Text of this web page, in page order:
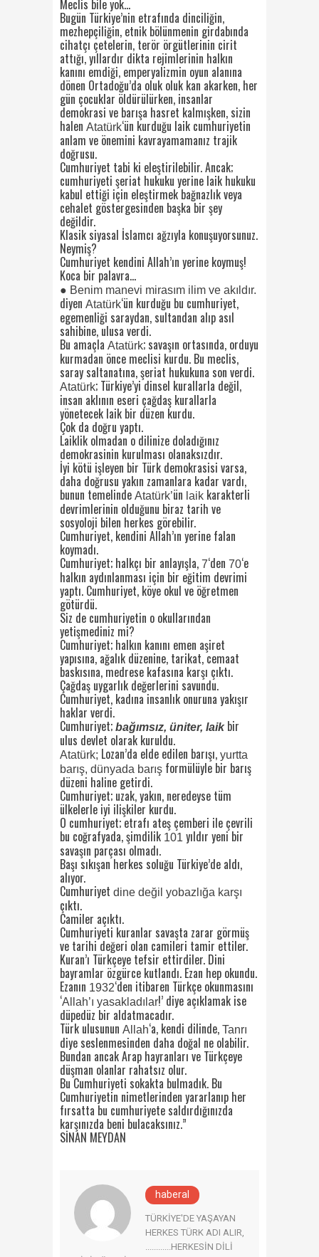
Meclis bile yok…
Bugün Türkiye’nin etrafında dinciliğin,
mezhepçiliğin, etnik bölünmenin girdabında
cihatçı çetelerin, terör örgütlerinin cirit
attığı, yıllardır dikta rejimlerinin halkın
kanını emdiği, emperyalizmin oyun alanına
dönen Ortadoğu’da oluk oluk kan akarken, her
gün çocuklar öldürülürken, insanlar
demokrasi ve barışa hasret kalmışken, sizin
halen Atatürk‘ün kurduğu laik cumhuriyetin
anlam ve önemini kavrayamamanız trajik
doğrusu.
Cumhuriyet tabi ki eleştirilebilir. Ancak;
cumhuriyeti şeriat hukuku yerine laik hukuku
kabul ettiği için eleştirmek bağnazlık veya
cehalet göstergesinden başka bir şey
değildir.
Klasik siyasal İslamcı ağzıyla konuşuyorsunuz.
Neymiş?
Cumhuriyet kendini Allah’ın yerine koymuş!
Koca bir palavra…
● Benim manevi mirasım ilim ve akıldır.
diyen Atatürk‘ün kurduğu bu cumhuriyet,
egemenliği saraydan, sultandan alıp asıl
sahibine, ulusa verdi.
Bu amaçla Atatürk; savaşın ortasında, orduyu
kurmadan önce meclisi kurdu. Bu meclis,
saray saltanatına, şeriat hukukuna son verdi.
Atatürk; Türkiye’yi dinsel kurallarla değil,
insan aklının eseri çağdaş kurallarla
yönetecek laik bir düzen kurdu.
Çok da doğru yaptı.
Laiklik olmadan o dilinize doladığınız
demokrasinin kurulması olanaksızdır.
İyi kötü işleyen bir Türk demokrasisi varsa,
daha doğrusu yakın zamanlara kadar vardı,
bunun temelinde Atatürk’ün laik karakterli
devrimlerinin olduğunu biraz tarih ve
sosyoloji bilen herkes görebilir.
Cumhuriyet, kendini Allah’ın yerine falan
koymadı.
Cumhuriyet; halkçı bir anlayışla, 7‘den 70‘e
halkın aydınlanması için bir eğitim devrimi
yaptı. Cumhuriyet, köye okul ve öğretmen
götürdü.
Siz de cumhuriyetin o okullarından
yetişmediniz mi?
Cumhuriyet; halkın kanını emen aşiret
yapısına, ağalık düzenine, tarikat, cemaat
baskısına, medrese kafasına karşı çıktı.
Çağdaş uygarlık değerlerini savundu.
Cumhuriyet, kadına insanlık onuruna yakışır
haklar verdi.
Cumhuriyet; bağımsız, üniter, laikbir
ulus devlet olarak kuruldu.
Atatürk; Lozan’da elde edilen barışı, yurtta
barış, dünyada barış formülüyle bir barış
düzeni haline getirdi.
Cumhuriyet; uzak, yakın, neredeyse tüm
ülkelerle iyi ilişkiler kurdu.
O cumhuriyet; etrafı ateş çemberi ile çevrili
bu coğrafyada, şimdilik 101 yıldır yeni bir
savaşın parçası olmadı.
Başı sıkışan herkes soluğu Türkiye’de aldı,
alıyor.
Cumhuriyet dine değil yobazlığa karşı
çıktı.
Camiler açıktı.
Cumhuriyeti kuranlar savaşta zarar görmüş
ve tarihi değeri olan camileri tamir ettiler.
Kuran’ı Türkçeye tefsir ettirdiler. Dini
bayramlar özgürce kutlandı. Ezan hep okundu.
Ezanın 1932‘den itibaren Türkçe okunmasını
‘Allah’ı yasakladılar!’ diye açıklamak ise
düpedüz bir aldatmacadır.
Türk ulusunun Allah‘a, kendi dilinde, Tanrı
diye seslenmesinden daha doğal ne olabilir.
Bundan ancak Arap hayranları ve Türkçeye
düşman olanlar rahatsız olur.
Bu Cumhuriyeti sokakta bulmadık. Bu
Cumhuriyetin nimetlerinden yararlanıp her
fırsatta bu cumhuriyete saldırdığınızda
karşınızda beni bulacaksınız.”
SİNAN MEYDAN
haberal
TÜRKİYE'DE YAŞAYAN
HERKES TÜRK ADI ALIR,
............HERKESİN DİLİ